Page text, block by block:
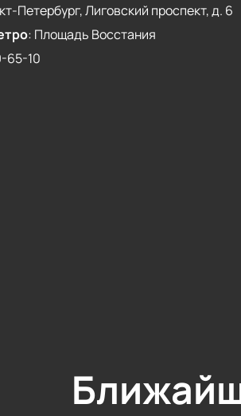
Петербург, Лиговский проспект, д. 6
: Площадь Восстания
65-10